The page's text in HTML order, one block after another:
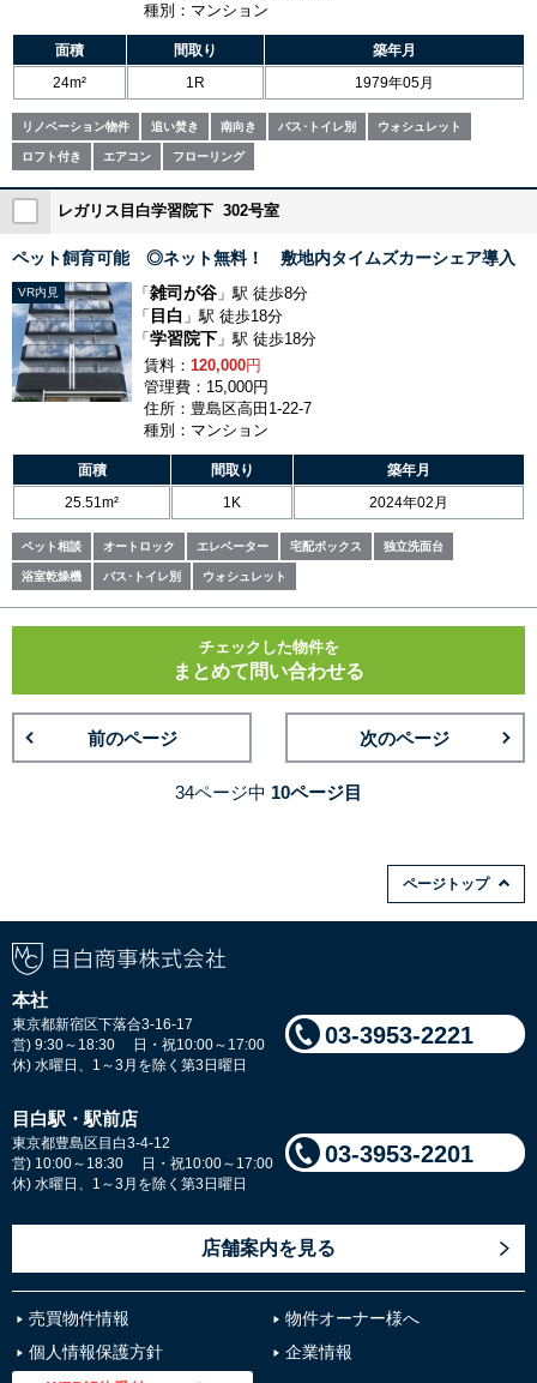
種別：マンション
面積 間取り
築年月
24m²
1R 1979年05月
リノベーション物件 追い焚き 南向き バス･トイレ別 ウォシュレット
ロフト付き エアコン フローリング
レガリス目白学習院下 302号室
ペット飼育可能 ◎ネット無料！ 敷地内タイムズカーシェア導入
VR内見 「 雑司が谷 」駅 徒歩8分
「 目白 」駅 徒歩18分
「 学習院下 」駅 徒歩18分
賃料： 120,000円
管理費：15,000円
住所：豊島区高田1-22-7
種別：マンション
面積 間取り
築年月
25.51m²
1K 2024年02月
ペット相談 オートロック エレベーター 宅配ボックス 独立洗面台
浴室乾燥機 バス･トイレ別 ウォシュレット
チェックした物件を
まとめて問い合わせる
前のページ 次のページ
34ページ中 10ページ目
ページトップ
本社
東京都新宿区下落合3-16-17
営) 9:30～18:30 日・祝10:00～17:00
休) 水曜日、1～3月を除く第3日曜日
03-3953-2221
目白駅・駅前店
東京都豊島区目白3-4-12
営) 10:00～18:30 日・祝10:00～17:00
休) 水曜日、1～3月を除く第3日曜日
03-3953-2201
店舗案内を見る
売買物件情報
物件オーナー様へ
個人情報保護方針
企業情報